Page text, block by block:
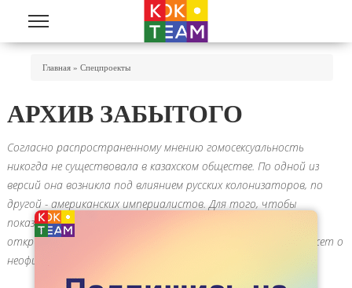
Перейти к основному содержанию
Главная » Спецпроекты
АРХИВ ЗАБЫТОГО
Согласно распространенному мнению гомосексуальность
никогда не существовала в казахском обществе. По одной из
версий она возникла под влиянием русских колонизаторов, по
другой - американских империалистов. Для того, чтобы
показать присутствие в нашей истории ЛГБТ-людей, мы
открываем спецпроект «Архив забытого», который расскажет о
неофициальной истории сообщества.